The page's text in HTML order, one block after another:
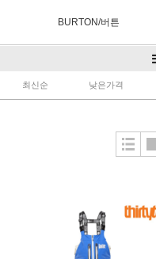
BURTON/버튼
HELLOW/헬로우
SPECIALGUEST/스페셜게스트
최신순 낮은가격